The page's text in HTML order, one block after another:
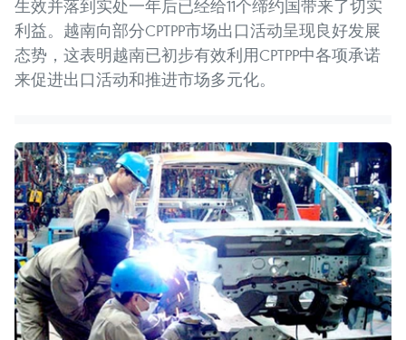
生效并落到实处一年后已经给11个缔约国带来了切实
利益。越南向部分CPTPP市场出口活动呈现良好发展
态势，这表明越南已初步有效利用CPTPP中各项承诺
来促进出口活动和推进市场多元化。